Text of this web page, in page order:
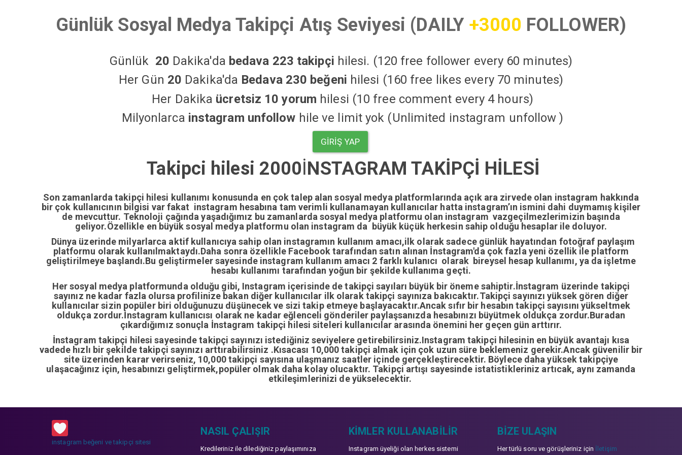
Günlük Sosyal Medya Takipçi Atış Seviyesi (DAILY +3000 FOLLOWER)
Günlük 20 Dakika'da bedava 223 takipçi hilesi. (120 free follower every 60 minutes)
Her Gün 20 Dakika'da Bedava 230 beğeni hilesi (160 free likes every 70 minutes)
Her Dakika ücretsiz 10 yorum hilesi (10 free comment every 4 hours)
Milyonlarca instagram unfollow hile ve limit yok (Unlimited instagram unfollow )
GIRIŞ YAP
Takipci hilesi 2000İNSTAGRAM TAKİPÇİ HİLESİ
Son zamanlarda takipçi hilesi kullanımı konusunda en çok talep alan sosyal medya platformlarında açık ara zirvede olan instagram hakkında
bir çok kullanıcının bilgisi var fakat instagram hesabına tam verimli kullanamayan kullanıcılar hatta instagram’ın ismini dahi duymamış kişiler
de mevcuttur. Teknoloji çağında yaşadığımız bu zamanlarda sosyal medya platformu olan instagram vazgeçilmezlerimizin başında
geliyor.Özellikle en büyük sosyal medya platformu olan instagram da büyük küçük herkesin sahip olduğu hesaplar ile doluyor.
Dünya üzerinde milyarlarca aktif kullanıcıya sahip olan instagramın kullanım amacı,ilk olarak sadece günlük hayatından fotoğraf paylaşım
platformu olarak kullanılmaktaydı.Daha sonra özellikle Facebook tarafından satın alınan İnstagram'da çok fazla yeni özellik ile platform
geliştirilmeye başlandı.Bu geliştirmeler sayesinde instagram kullanım amacı 2 farklı kulanıcı olarak bireysel hesap kullanımı, ya da işletme
hesabı kullanımı tarafından yoğun bir şekilde kullanıma geçti.
Her sosyal medya platformunda olduğu gibi, Instagram içerisinde de takipçi sayıları büyük bir öneme sahiptir.İnstagram üzerinde takipçi
sayınız ne kadar fazla olursa profilinize bakan diğer kullanıcılar ilk olarak takipçi sayınıza bakıcaktır.Takipçi sayınızı yüksek gören diğer
kullanıcılar sizin popüler biri olduğunuzu düşünecek ve sizi takip etmeye başlayacaktır.Ancak sıfır bir hesabın takipçi sayısını yükseltmek
oldukça zordur.İnstagram kullanıcısı olarak ne kadar eğlenceli gönderiler paylaşsanızda hesabınızı büyütmek oldukça zordur.Buradan
çıkardığımız sonuçla İnstagram takipçi hilesi siteleri kullanıcılar arasında önemini her geçen gün arttırır.
İnstagram takipçi hilesi sayesinde takipçi sayınızı istediğiniz seviyelere getirebilirsiniz.Instagram takipçi hilesinin en büyük avantajı kısa
vadede hızlı bir şekilde takipçi sayınızı arttırabilirsiniz .Kısacası 10,000 takipçi almak için çok uzun süre beklemeniz gerekir.Ancak güvenilir bir
site üzerinden karar verirseniz, 10,000 takipçi sayısına ulaşmanız saatler içinde gerçekleştirecektir. Böylece daha yüksek takipçiye
ulaşacağınız için, hesabınızı geliştirmek,popüler olmak daha kolay olucaktır. Takipçi artışı sayesinde istatistikleriniz artıcak, aynı zamanda
etkileşimlerinizi de yükselecektir.
instagram beğeni ve takipçi sitesi
NASIL ÇALIŞIR
Kredileriniz ile dilediğiniz paylaşımınıza
KIMLER KULLANABILIR
Instagram üyeliği olan herkes sistemi
BIZE ULAŞIN
Her türlü soru ve görüşleriniz için İletişim